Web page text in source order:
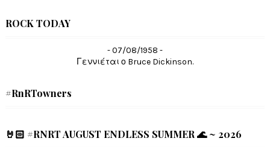
ROCK TODAY
- 07/08/1958 -
Γεννιέται ο Bruce Dickinson.
#RnRTowners
🤘🏻 #RNRT AUGUST ENDLESS SUMMER 🌊 ~ 2026